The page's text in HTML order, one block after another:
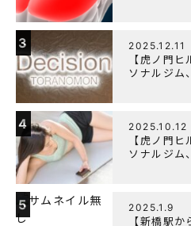
3 2025.12.11
【虎ノ門
ソナルジム
4 2025.10.12
【虎ノ門
ソナルジム
5 2025.1.9
【新橋駅